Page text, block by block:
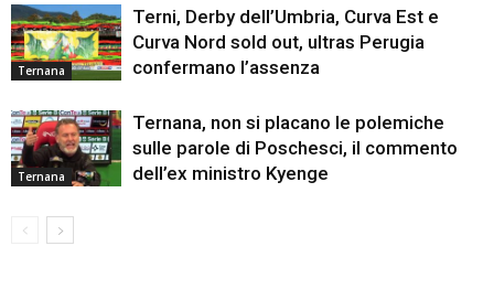
Ternana
Terni, Derby dell’Umbria, Curva Est e
Curva Nord sold out, ultras Perugia
confermano l’assenza
Ternana
Ternana, non si placano le polemiche
sulle parole di Poschesci, il commento
dell’ex ministro Kyenge